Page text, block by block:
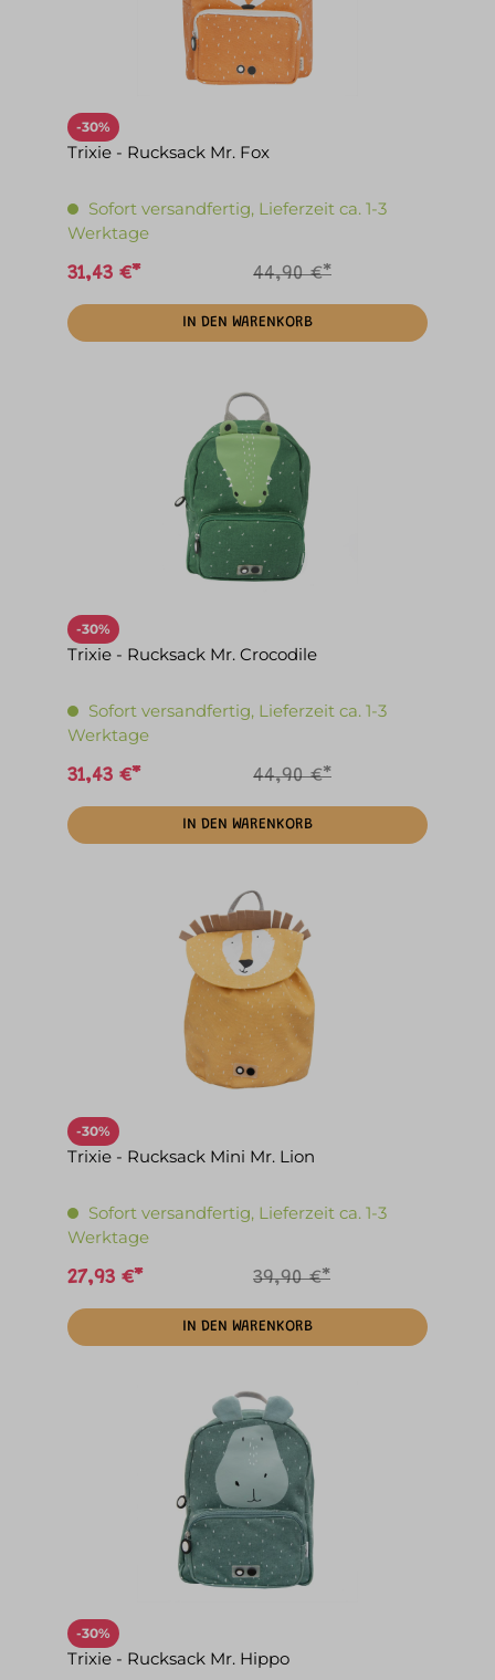
-30%
Trixie - Rucksack Mr. Fox
Sofort versandfertig, Lieferzeit ca. 1-3
Werktage
31,43 €* 44,90 €*
IN DEN WARENKORB
-30%
Trixie - Rucksack Mr. Crocodile
Sofort versandfertig, Lieferzeit ca. 1-3
Werktage
31,43 €* 44,90 €*
IN DEN WARENKORB
-30%
Trixie - Rucksack Mini Mr. Lion
Sofort versandfertig, Lieferzeit ca. 1-3
Werktage
27,93 €* 39,90 €*
IN DEN WARENKORB
-30%
Trixie - Rucksack Mr. Hippo